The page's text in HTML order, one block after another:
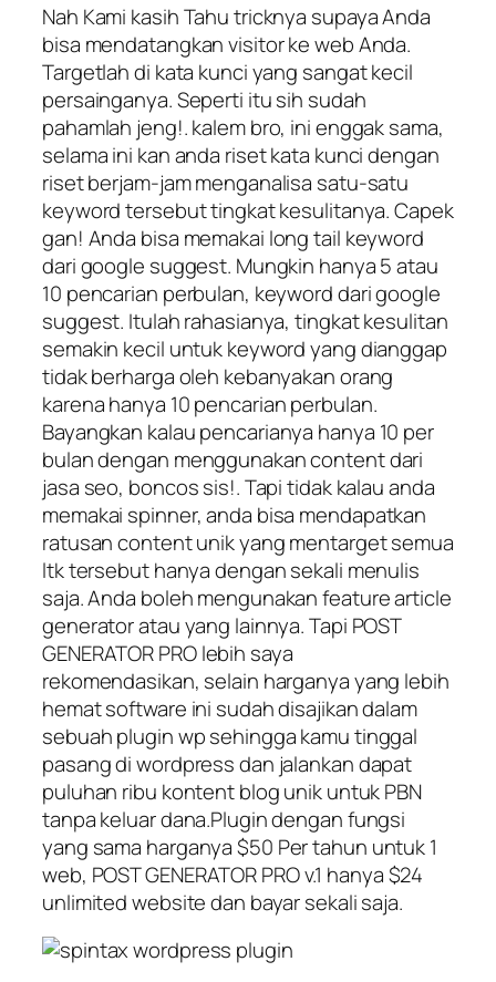
Nah Kami kasih Tahu tricknya supaya Anda
bisa mendatangkan visitor ke web Anda.
Targetlah di kata kunci yang sangat kecil
persainganya. Seperti itu sih sudah
pahamlah jeng!. kalem bro, ini enggak sama,
selama ini kan anda riset kata kunci dengan
riset berjam-jam menganalisa satu-satu
keyword tersebut tingkat kesulitanya. Capek
gan! Anda bisa memakai long tail keyword
dari google suggest. Mungkin hanya 5 atau
10 pencarian perbulan, keyword dari google
suggest. Itulah rahasianya, tingkat kesulitan
semakin kecil untuk keyword yang dianggap
tidak berharga oleh kebanyakan orang
karena hanya 10 pencarian perbulan.
Bayangkan kalau pencarianya hanya 10 per
bulan dengan menggunakan content dari
jasa seo, boncos sis!. Tapi tidak kalau anda
memakai spinner, anda bisa mendapatkan
ratusan content unik yang mentarget semua
ltk tersebut hanya dengan sekali menulis
saja. Anda boleh mengunakan feature article
generator atau yang lainnya. Tapi POST
GENERATOR PRO lebih saya
rekomendasikan, selain harganya yang lebih
hemat software ini sudah disajikan dalam
sebuah plugin wp sehingga kamu tinggal
pasang di wordpress dan jalankan dapat
puluhan ribu kontent blog unik untuk PBN
tanpa keluar dana.Plugin dengan fungsi
yang sama harganya $50 Per tahun untuk 1
web, POST GENERATOR PRO v.1 hanya $24
unlimited website dan bayar sekali saja.